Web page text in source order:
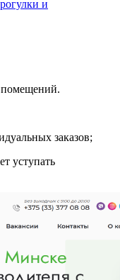
и
помещений.
заказов;
уступать